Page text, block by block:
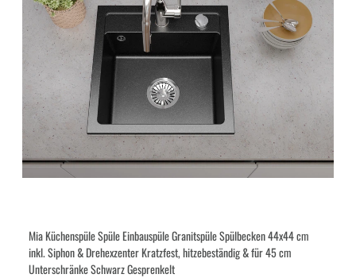
Mia Küchenspüle Spüle Einbauspüle Granitspüle Spülbecken 44x44 cm
inkl. Siphon & Drehexzenter Kratzfest, hitzebeständig & für 45 cm
Unterschränke Schwarz Gesprenkelt